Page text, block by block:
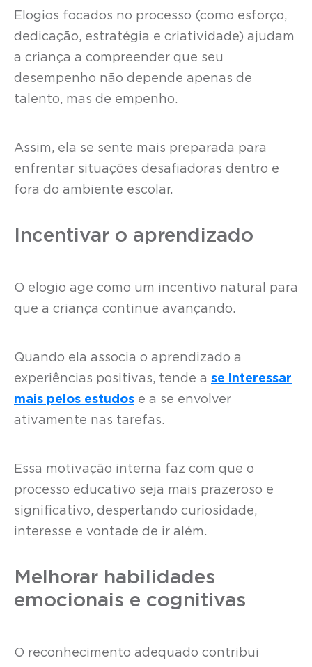
Elogios focados no processo (como esforço,
dedicação, estratégia e criatividade) ajudam
a criança a compreender que seu
desempenho não depende apenas de
talento, mas de empenho.
Assim, ela se sente mais preparada para
enfrentar situações desafiadoras dentro e
fora do ambiente escolar.
Incentivar o aprendizado
O elogio age como um incentivo natural para
que a criança continue avançando.
Quando ela associa o aprendizado a
experiências positivas, tende a se interessar
mais pelos estudos e a se envolver
ativamente nas tarefas.
Essa motivação interna faz com que o
processo educativo seja mais prazeroso e
significativo, despertando curiosidade,
interesse e vontade de ir além.
Melhorar habilidades
emocionais e cognitivas
O reconhecimento adequado contribui